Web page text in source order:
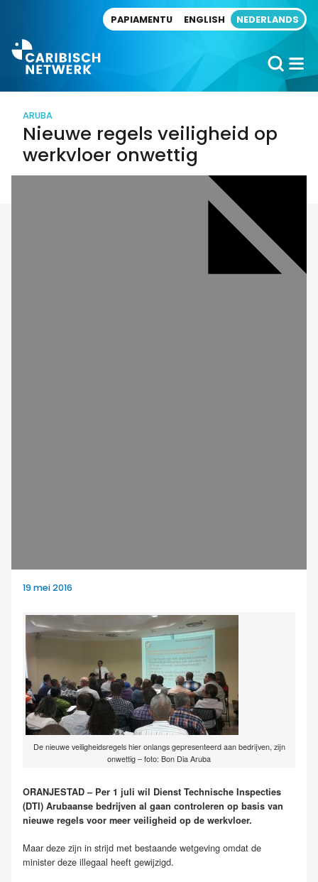
PAPIAMENTU ENGLISH NEDERLANDS
ARUBA
Nieuwe regels veiligheid op
werkvloer onwettig
19 mei 2016
De nieuwe veiligheidsregels hier onlangs gepresenteerd aan bedrijven, zijn
onwettig – foto: Bon Dia Aruba
ORANJESTAD – Per 1 juli wil Dienst Technische Inspecties
(DTI) Arubaanse bedrijven al gaan controleren op basis van
nieuwe regels voor meer veiligheid op de werkvloer.
Maar deze zijn in strijd met bestaande wetgeving omdat de
minister deze illegaal heeft gewijzigd.